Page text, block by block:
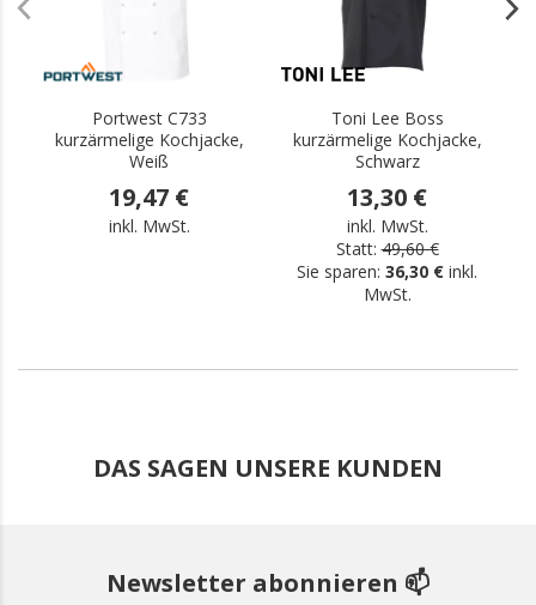
Portwest C733
kurzärmelige Kochjacke,
Weiß
19,47 €
inkl. MwSt.
Toni Lee Boss
kurzärmelige Kochjacke,
Schwarz
13,30 €
inkl. MwSt.
Statt: 49,60 €
Sie sparen: 36,30 € inkl.
MwSt.
DAS SAGEN UNSERE KUNDEN
Newsletter abonnieren 📫